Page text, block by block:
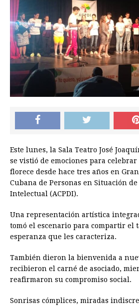
Este lunes, la Sala Teatro José
se vistió de emociones para
florece desde hace tres años en
Cubana de Personas en Situación
Intelectual (ACPDI).
Una representación artística
tomó el escenario para compartir el
esperanza que les caracteriza.
También dieron la bienvenida a
recibieron el carné de asociado,
reafirmaron su compromiso social.
Sonrisas cómplices, miradas